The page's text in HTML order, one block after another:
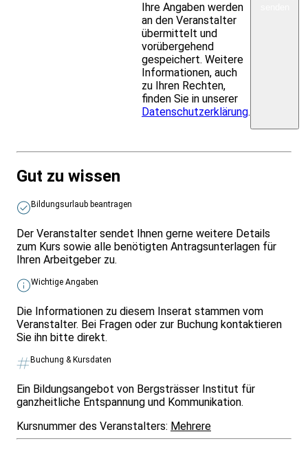
Ihre Angaben werden
an den Veranstalter
übermittelt und
vorübergehend
gespeichert. Weitere
Informationen, auch
zu Ihren Rechten,
finden Sie in unserer
Datenschutzerklärung.
Gut zu wissen
Bildungsurlaub beantragen
Der Veranstalter sendet Ihnen gerne weitere Details
zum Kurs sowie alle benötigten Antragsunterlagen für
Ihren Arbeitgeber zu.
Wichtige Angaben
Die Informationen zu diesem Inserat stammen vom
Veranstalter. Bei Fragen oder zur Buchung kontaktieren
Sie ihn bitte direkt.
Buchung & Kursdaten
Ein Bildungsangebot von Bergsträsser Institut für
ganzheitliche Entspannung und Kommunikation.
Kursnummer des Veranstalters: Mehrere